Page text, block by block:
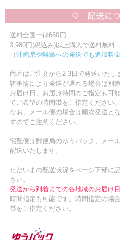
送料全国一律660円
3,980円(税込み)以上購入で送料無料
（沖縄県や離島への発送でも追加料
商品はご注文から2-3日で発送いたし
諸事情により発送が遅れる場合は別
お届け日、お届け時間のご指定も可
てご希望の時間帯をご指定ください。
なお、メール便の場合は順次発送と
すのでご注意ください。
宅配便は郵便局のゆうパック、メー
配送いたします。
ただいまの配送状況をページ下部に
さい。
発送から到着までの各地域のお届け
時間指定も可能です。時間指定の場
帯をご指定ください。